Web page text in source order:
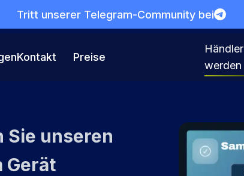
Tritt unserer Telegram-Community bei
Kontakt Preise
Händler
werden
Sie unseren
Gerät